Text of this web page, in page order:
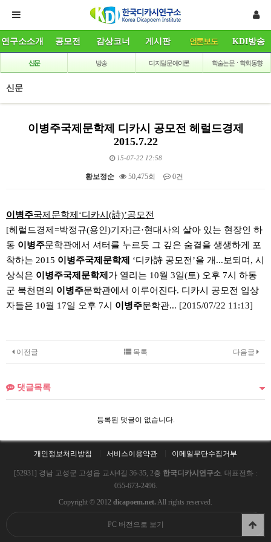
연구소소개 공모전 감상코너 게시판 언론보도 KDI방송
신문 방송 디지털 문예이론 학술논문ㆍ학회동향
신문
이병주국제문학제 디카시 공모전 헤럴드경제
2015.7.22
15-07-22 12:58
황보정순 50,475회 0건
이병주국제문학제‘디카시(詩)’공모전
[헤럴드경제=박정규(용인)기자]근·현대사의 살아 있는 현장인 하
동 이병주문학관에서 셔터를 누르듯 그 깊은 숨결을 생생하게 포
착하는 2015 이병주국제문학제
‘디카詩 공모전’을 개...보되며, 시
상식은 이병주국제문학제 가 열리는 10월 3일(토) 오후 7시 하동
군 북천면의 이병주문학관에서 이루어진다. 디카시 공모전 입상
자들은 10월 17일 오후 7시 이병주문학관... [2015/07/22 11:13]
이전글 다음글
목록
댓글목록
등록된 댓글이 없습니다.
개인정보처리방침 서비스이용약관 이메일무단수집거부
[52931] 경남 고성군 고성읍 교사4길 36-35, 2층 한국디카시연구소. 대표전화 :
055-673-2496.
Copyright © 2012 dicapoem.net. All rights reserved.
PC 버전으로 보기